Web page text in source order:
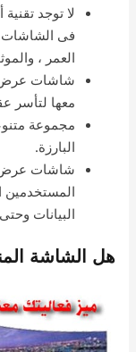
لا توجد
فى الشاشات
العمر ،
شاشات عرض
معها لتأسر
مجموعة
البارزة.
شاشات عرض
المستخدمين
البيانات
هل الشاشة